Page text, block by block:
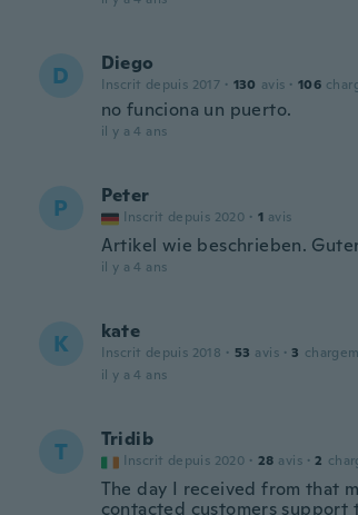
D Diego
Inscrit depuis 2017 · 130 avis · 106
no funciona un puerto.
il y a 4 ans
P Peter
Inscrit depuis 2020 · 1 avis
Artikel wie beschrieben.
il y a 4 ans
K kate
Inscrit depuis 2018 · 53 avis · 3
il y a 4 ans
T Tridib
Inscrit depuis 2020 · 28 avis · 2
The day I received from that
contacted customers support